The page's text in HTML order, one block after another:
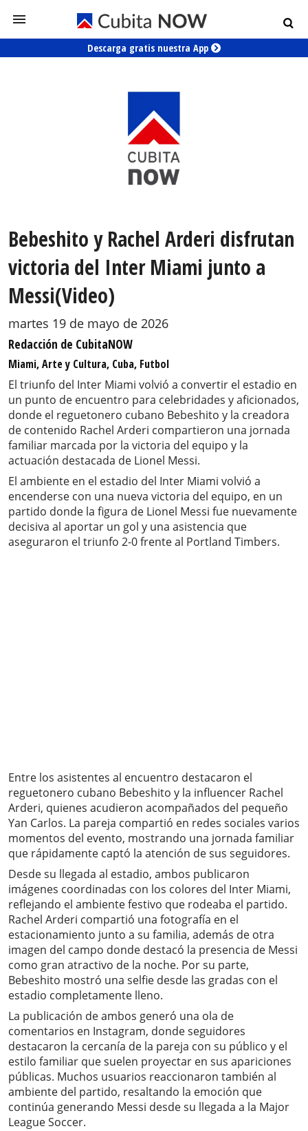
Descarga gratis nuestra App
Bebeshito y Rachel Arderi disfrutan
victoria del Inter Miami junto a
Messi(Video)
martes 19 de mayo de 2026
Redacción de CubitaNOW
Miami, Arte y Cultura, Cuba, Futbol
El triunfo del Inter Miami volvió a convertir el estadio en
un punto de encuentro para celebridades y aficionados,
donde el reguetonero cubano Bebeshito y la creadora
de contenido Rachel Arderi compartieron una jornada
familiar marcada por la victoria del equipo y la
actuación destacada de Lionel Messi.
El ambiente en el estadio del Inter Miami volvió a
encenderse con una nueva victoria del equipo, en un
partido donde la figura de Lionel Messi fue nuevamente
decisiva al aportar un gol y una asistencia que
aseguraron el triunfo 2-0 frente al Portland Timbers.
Entre los asistentes al encuentro destacaron el
reguetonero cubano Bebeshito y la influencer Rachel
Arderi, quienes acudieron acompañados del pequeño
Yan Carlos. La pareja compartió en redes sociales varios
momentos del evento, mostrando una jornada familiar
que rápidamente captó la atención de sus seguidores.
Desde su llegada al estadio, ambos publicaron
imágenes coordinadas con los colores del Inter Miami,
reflejando el ambiente festivo que rodeaba el partido.
Rachel Arderi compartió una fotografía en el
estacionamiento junto a su familia, además de otra
imagen del campo donde destacó la presencia de Messi
como gran atractivo de la noche. Por su parte,
Bebeshito mostró una selfie desde las gradas con el
estadio completamente lleno.
La publicación de ambos generó una ola de
comentarios en Instagram, donde seguidores
destacaron la cercanía de la pareja con su público y el
estilo familiar que suelen proyectar en sus apariciones
públicas. Muchos usuarios reaccionaron también al
ambiente del partido, resaltando la emoción que
continúa generando Messi desde su llegada a la Major
League Soccer.